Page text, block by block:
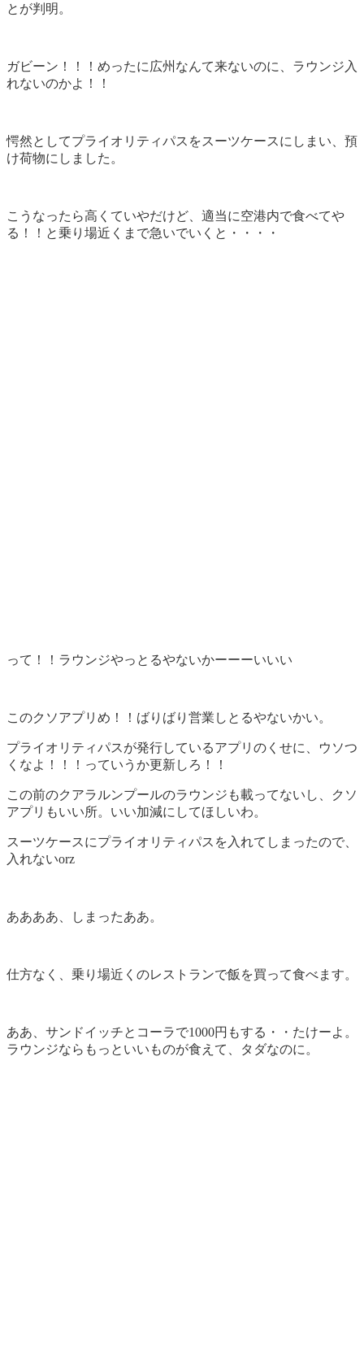
とが判明。
ガビーン！！！めったに広州なんて来ないのに、ラウンジ入
れないのかよ！！
愕然としてプライオリティパスをスーツケースにしまい、預
け荷物にしました。
こうなったら高くていやだけど、適当に空港内で食べてや
る！！と乗り場近くまで急いでいくと・・・・
って！！ラウンジやっとるやないかーーーいいい
このクソアプリめ！！ばりばり営業しとるやないかい。
プライオリティパスが発行しているアプリのくせに、ウソつ
くなよ！！！っていうか更新しろ！！
この前のクアラルンプールのラウンジも載ってないし、クソ
アプリもいい所。いい加減にしてほしいわ。
スーツケースにプライオリティパスを入れてしまったので、
入れないorz
ああああ、しまったああ。
仕方なく、乗り場近くのレストランで飯を買って食べます。
ああ、サンドイッチとコーラで1000円もする・・たけーよ。
ラウンジならもっといいものが食えて、タダなのに。